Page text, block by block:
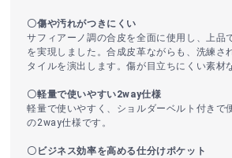
〇傷や汚れがつきにくい
サフィアーノ調の合皮を全面に使用し、上品
を実現しました。合成皮革ながらも、洗練さ
タイルを演出します。傷が目立ちにくい素材
〇軽量で使いやすい2way仕様
軽量で使いやすく、ショルダーベルト付きで
の2way仕様です。
〇ビジネス効率を高める仕分けポケット